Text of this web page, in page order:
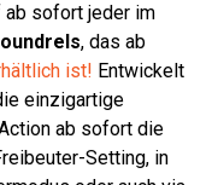
ab sofort jeder im
, das ab
ist! Entwickelt
einzigartige
ab sofort die
Setting, in